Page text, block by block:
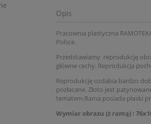
Opis
Pracownia plastyczna
Polsce.
Przedstawiamy reprodukcję
główne cechy. Reprodukcja
Reprodukcję ozdabia bardzo
pozłacane. Złoto jest
tematem.Rama posiada płaski
Wymiar obrazu (z ramą) :